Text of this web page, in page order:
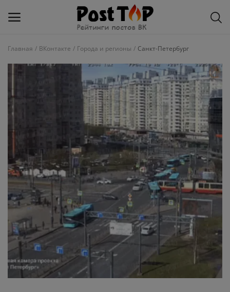
блог
ВКонтакте
Контакты
О рейтинге
Статьи, обзоры
Регистрация
Главная ВКонтакте Города и регионы Санкт-Петербург